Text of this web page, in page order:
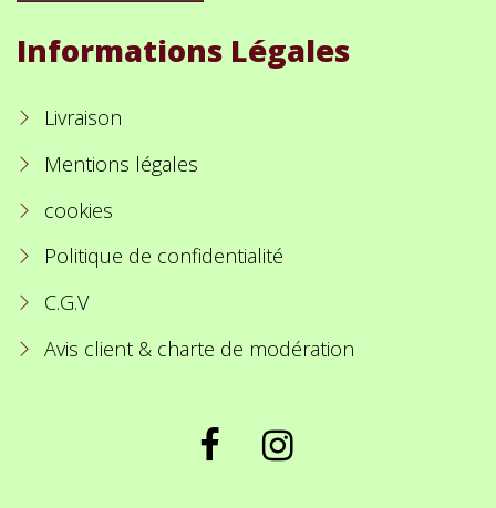
Informations Légales
Livraison
Mentions légales
cookies
Politique de confidentialité
C.G.V
Avis client & charte de modération